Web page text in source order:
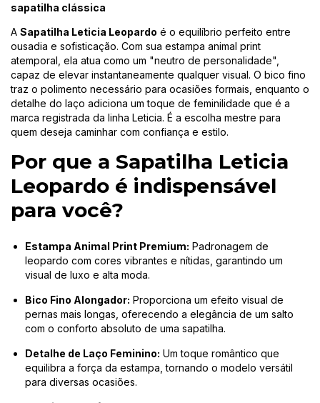
sapatilha clássica
A Sapatilha Leticia Leopardo é o equilíbrio perfeito entre
ousadia e sofisticação. Com sua estampa animal print
atemporal, ela atua como um "neutro de personalidade",
capaz de elevar instantaneamente qualquer visual. O bico fino
traz o polimento necessário para ocasiões formais, enquanto o
detalhe do laço adiciona um toque de feminilidade que é a
marca registrada da linha Leticia. É a escolha mestre para
quem deseja caminhar com confiança e estilo.
Por que a Sapatilha Leticia
Leopardo é indispensável
para você?
Estampa Animal Print Premium: Padronagem de
leopardo com cores vibrantes e nítidas, garantindo um
visual de luxo e alta moda.
Bico Fino Alongador: Proporciona um efeito visual de
pernas mais longas, oferecendo a elegância de um salto
com o conforto absoluto de uma sapatilha.
Detalhe de Laço Feminino: Um toque romântico que
equilibra a força da estampa, tornando o modelo versátil
para diversas ocasiões.